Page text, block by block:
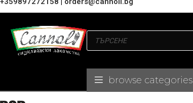
browse categories